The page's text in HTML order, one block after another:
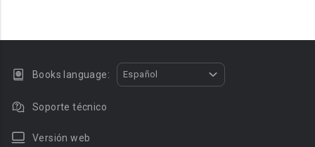
Books language: Español
Soporte técnico
Versión web